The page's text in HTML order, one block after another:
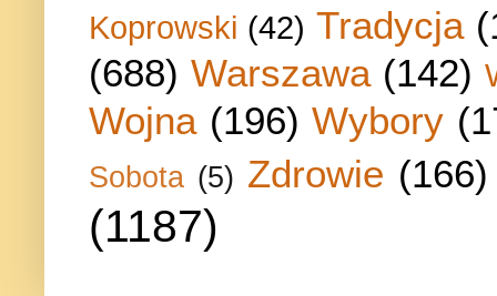
Koprowski (42) Tradycja
(688) Warszawa (142)
Wojna (196) Wybory
Sobota (5) Zdrowie (166)
(1187)